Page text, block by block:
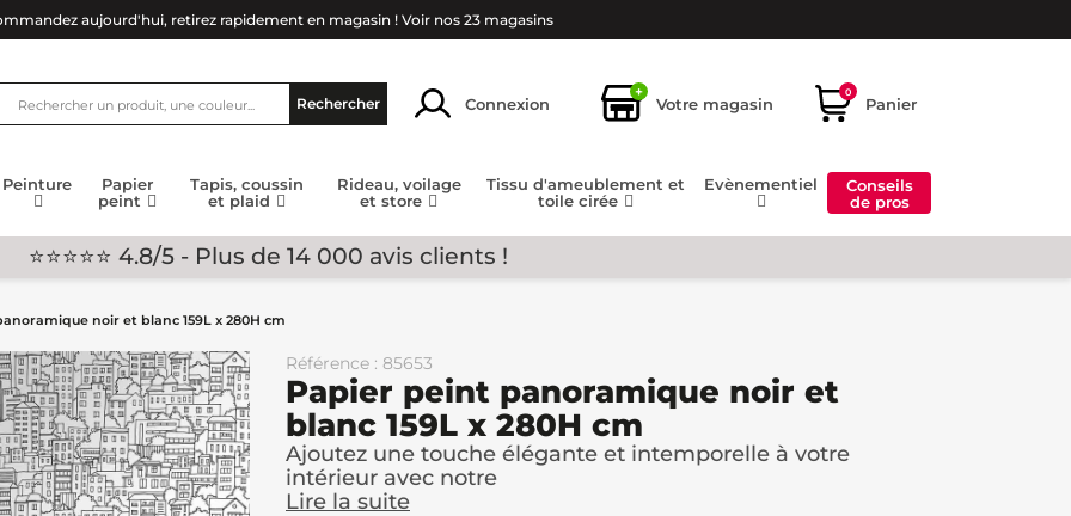
aujourd'hui, retirez rapidement en magasin ! Voir nos 23 magasins
Rechercher Connexion
+
Votre magasin
0
Panier
Peinture
Papier
peint
Tapis, coussin
et plaid
Rideau, voilage
et store
Tissu d'ameublement et
toile cirée
Evènementiel
Conseils
de pros
⭐⭐⭐⭐⭐ 4.8/5 - Plus de 14 000 avis clients !
noir et blanc 159L x 280H cm
Référence : 85653
Papier peint panoramique noir et
blanc 159L x 280H cm
Ajoutez une touche élégante et intemporelle à votre
intérieur avec notre
Lire la suite